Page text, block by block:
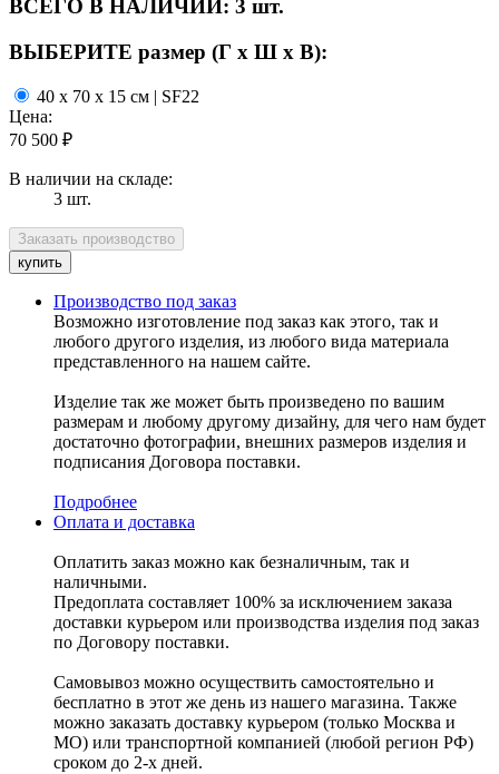
ВСЕГО В НАЛИЧИИ: 3 шт.
ВЫБЕРИТЕ размер (Г х Ш х В):
40 x 70 x 15 см | SF22
Цена:
70 500 ₽
В наличии на складе:
3 шт.
Производство под заказ
Возможно изготовление под заказ как этого, так и
любого другого изделия, из любого вида материала
представленного на нашем сайте.
Изделие так же может быть произведено по вашим
размерам и любому другому дизайну, для чего нам будет
достаточно фотографии, внешних размеров изделия и
подписания Договора поставки.
Подробнее
Оплата и доставка
Оплатить заказ можно как безналичным, так и
наличными.
Предоплата составляет 100% за исключением заказа
доставки курьером или производства изделия под заказ
по Договору поставки.
Самовывоз можно осуществить самостоятельно и
бесплатно в этот же день из нашего магазина. Также
можно заказать доставку курьером (только Москва и
МО) или транспортной компанией (любой регион РФ)
сроком до 2-х дней.